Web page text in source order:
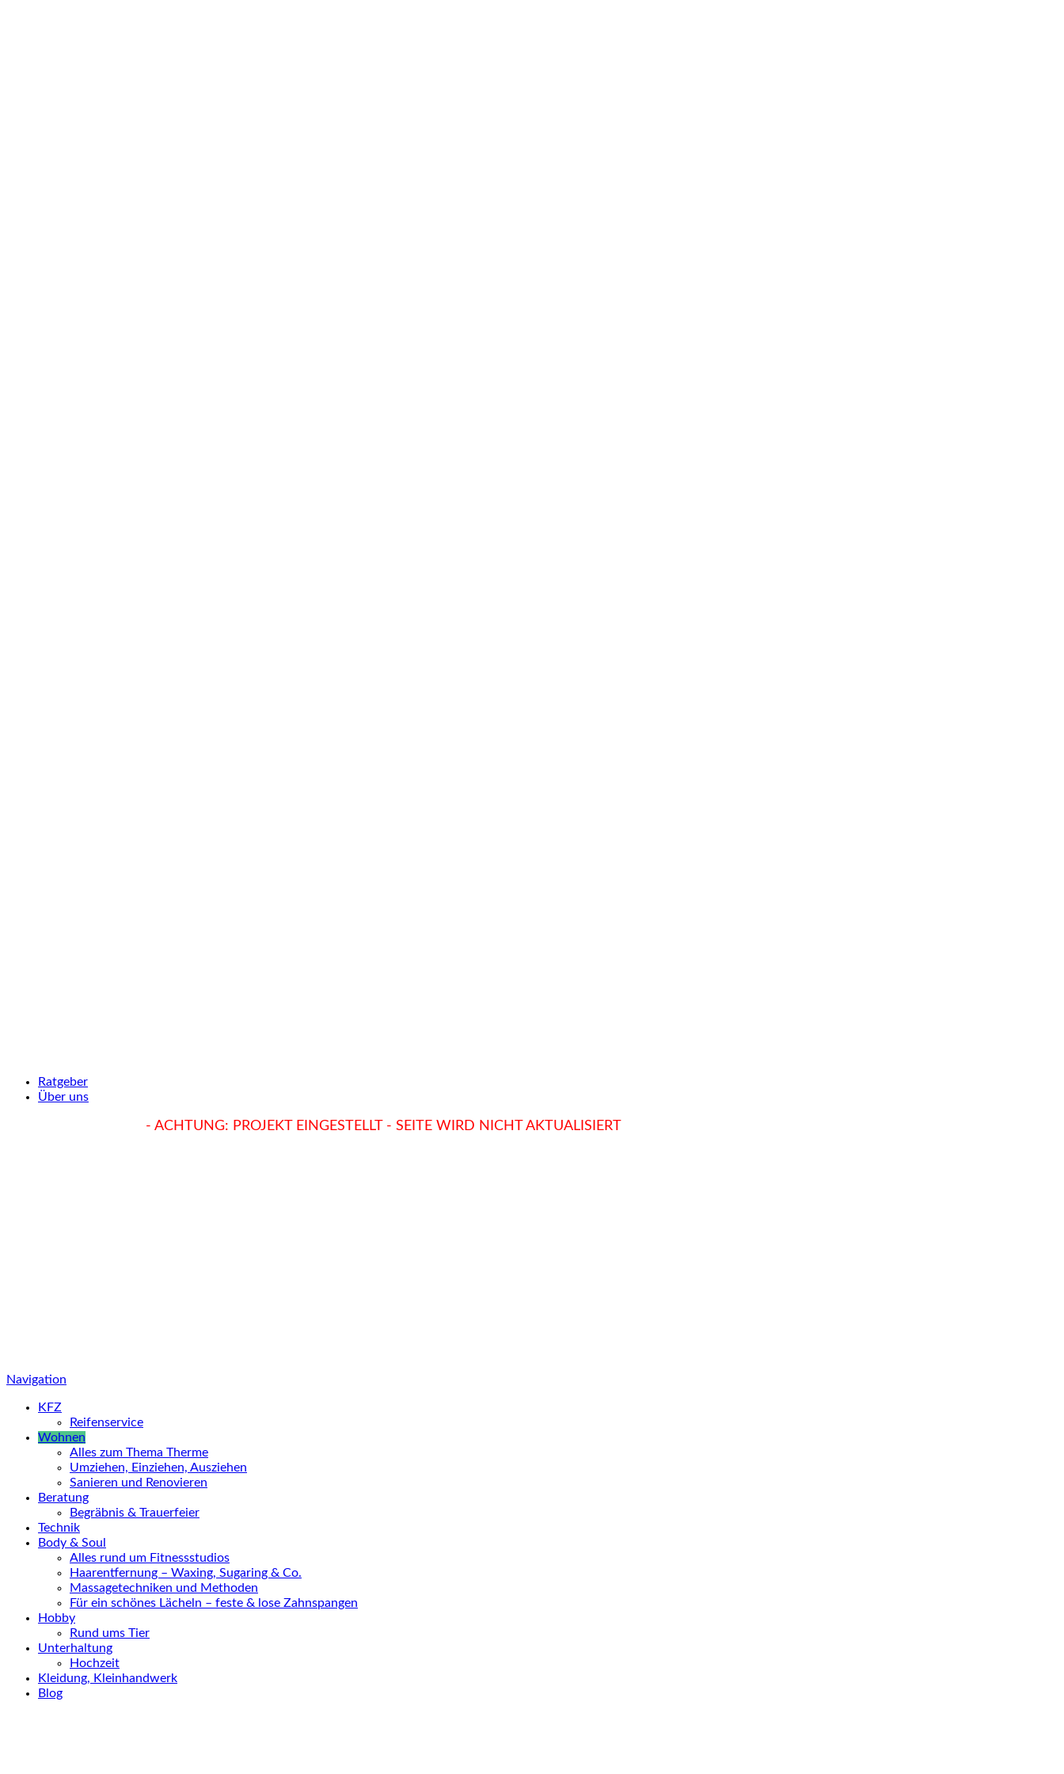
Ratgeber
Über uns
- ACHTUNG: PROJEKT EINGESTELLT - SEITE WIRD NICHT AKTUALISIERT
Navigation
KFZ
Reifenservice
Wohnen
Alles zum Thema Therme
Umziehen, Einziehen, Ausziehen
Sanieren und Renovieren
Beratung
Begräbnis & Trauerfeier
Technik
Body & Soul
Alles rund um Fitnessstudios
Haarentfernung – Waxing, Sugaring & Co.
Massagetechniken und Methoden
Für ein schönes Lächeln – feste & lose Zahnspangen
Hobby
Rund ums Tier
Unterhaltung
Hochzeit
Kleidung, Kleinhandwerk
Blog